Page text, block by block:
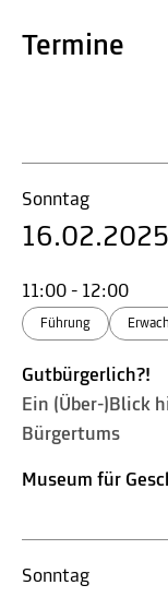
Termine
Sonntag
16.02.2025
11:00 - 12:00
Führung
Gutbürgerlich?!
Ein (Über-)Blick
Bürgertums
Museum für
Sonntag